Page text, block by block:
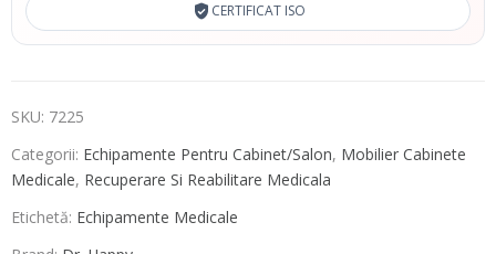
CERTIFICAT ISO
SKU: 7225
Categorii: Echipamente Pentru Cabinet/Salon, Mobilier Cabinete
Medicale, Recuperare Si Reabilitare Medicala
Etichetă: Echipamente Medicale